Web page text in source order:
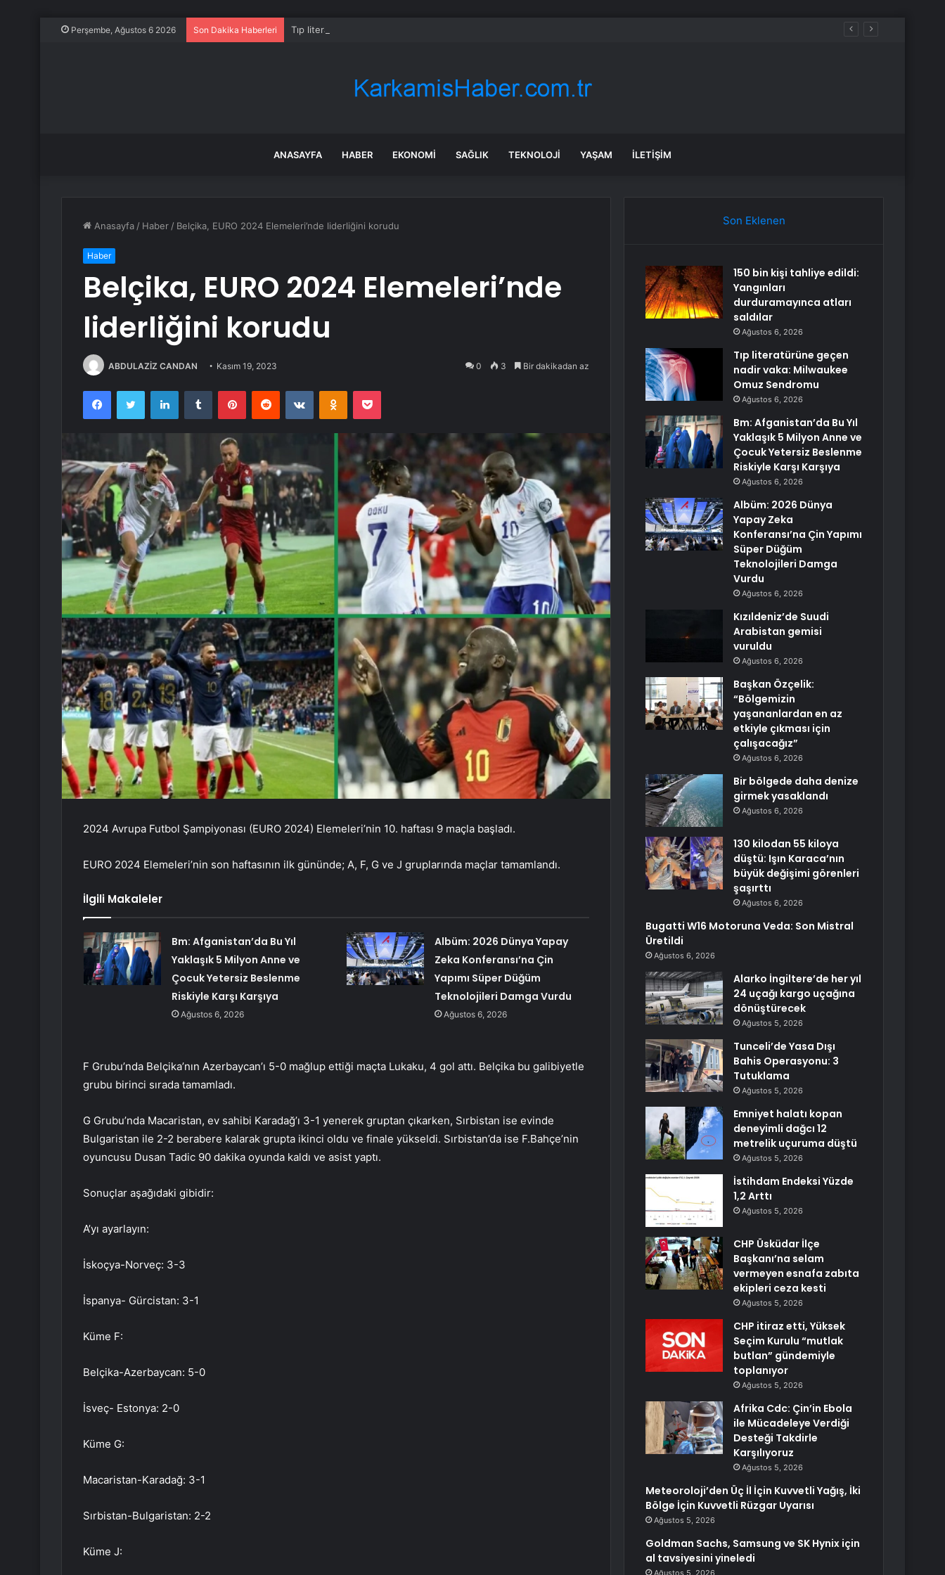
Perşembe, Ağustos 6 2026 Son Dakika Haberleri Tıp literatürüne geçen nadir vaka: Milwaukee Omuz Sendromu
ANASAYFA HABER EKONOMI SAĞLIK TEKNOLOJI YAŞAM İLETIŞIM
Anasayfa / Haber / Belçika, EURO 2024 Elemeleri’nde liderliğini korudu
Haber
Belçika, EURO 2024 Elemeleri’nde
liderliğini korudu
ABDULAZİZ CANDAN Kasım 19, 2023 0 3 Bir dakikadan az
FacebookTwitter LinkedInTumblr PinterestReddit VKontakteOdnoklassniki
Pocket
2024 Avrupa Futbol Şampiyonası (EURO 2024) Elemeleri’nin 10. haftası 9 maçla başladı.
EURO 2024 Elemeleri’nin son haftasının ilk gününde; A, F, G ve J gruplarında maçlar tamamlandı.
İlgili Makaleler
Bm: Afganistan’da Bu Yıl
Yaklaşık 5 Milyon Anne ve
Çocuk Yetersiz Beslenme
Riskiyle Karşı Karşıya
Ağustos 6, 2026
Albüm: 2026 Dünya Yapay
Zeka Konferansı’na Çin
Yapımı Süper Düğüm
Teknolojileri Damga Vurdu
Ağustos 6, 2026
F Grubu’nda Belçika’nın Azerbaycan’ı 5-0 mağlup ettiği maçta Lukaku, 4 gol attı. Belçika bu galibiyetle
grubu birinci sırada tamamladı.
G Grubu’nda Macaristan, ev sahibi Karadağ’ı 3-1 yenerek gruptan çıkarken, Sırbistan ise evinde
Bulgaristan ile 2-2 berabere kalarak grupta ikinci oldu ve finale yükseldi. Sırbistan’da ise F.Bahçe’nin
oyuncusu Dusan Tadic 90 dakika oyunda kaldı ve asist yaptı.
Sonuçlar aşağıdaki gibidir:
A’yı ayarlayın:
İskoçya-Norveç: 3-3
İspanya- Gürcistan: 3-1
Küme F:
Belçika-Azerbaycan: 5-0
İsveç- Estonya: 2-0
Küme G:
Macaristan-Karadağ: 3-1
Sırbistan-Bulgaristan: 2-2
Küme J:
Son Eklenen
150 bin kişi tahliye edildi:
Yangınları
durduramayınca atları
saldılar
Ağustos 6, 2026
Tıp literatürüne geçen
nadir vaka: Milwaukee
Omuz Sendromu
Ağustos 6, 2026
Bm: Afganistan’da Bu Yıl
Yaklaşık 5 Milyon Anne ve
Çocuk Yetersiz Beslenme
Riskiyle Karşı Karşıya
Ağustos 6, 2026
Albüm: 2026 Dünya
Yapay Zeka
Konferansı’na Çin Yapımı
Süper Düğüm
Teknolojileri Damga
Vurdu
Ağustos 6, 2026
Kızıldeniz’de Suudi
Arabistan gemisi
vuruldu
Ağustos 6, 2026
Başkan Özçelik:
“Bölgemizin
yaşananlardan en az
etkiyle çıkması için
çalışacağız”
Ağustos 6, 2026
Bir bölgede daha denize
girmek yasaklandı
Ağustos 6, 2026
130 kilodan 55 kiloya
düştü: Işın Karaca’nın
büyük değişimi görenleri
şaşırttı
Ağustos 6, 2026
Bugatti W16 Motoruna Veda: Son Mistral
Üretildi
Ağustos 6, 2026
Alarko İngiltere’de her yıl
24 uçağı kargo uçağına
dönüştürecek
Ağustos 5, 2026
Tunceli’de Yasa Dışı
Bahis Operasyonu: 3
Tutuklama
Ağustos 5, 2026
Emniyet halatı kopan
deneyimli dağcı 12
metrelik uçuruma düştü
Ağustos 5, 2026
İstihdam Endeksi Yüzde
1,2 Arttı
Ağustos 5, 2026
CHP Üsküdar İlçe
Başkanı’na selam
vermeyen esnafa zabıta
ekipleri ceza kesti
Ağustos 5, 2026
CHP itiraz etti, Yüksek
Seçim Kurulu “mutlak
butlan” gündemiyle
toplanıyor
Ağustos 5, 2026
Afrika Cdc: Çin’in Ebola
ile Mücadeleye Verdiği
Desteği Takdirle
Karşılıyoruz
Ağustos 5, 2026
Meteoroloji’den Üç İl İçin Kuvvetli Yağış, İki
Bölge İçin Kuvvetli Rüzgar Uyarısı
Ağustos 5, 2026
Goldman Sachs, Samsung ve SK Hynix için
al tavsiyesini yineledi
Ağustos 5, 2026